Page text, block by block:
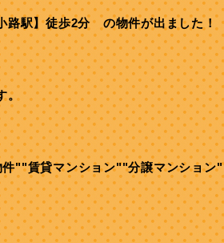
路駅】徒歩2分 の物件が出ました！
。
""賃貸マンション""分譲マンション"